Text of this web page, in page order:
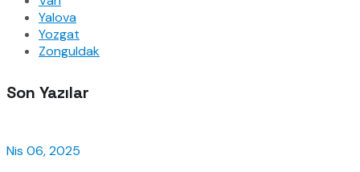
Yalova
Yozgat
Zonguldak
Son Yazılar
Nis 06, 2025